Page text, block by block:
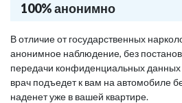
100% анонимно
В отличие от государственных
анонимное наблюдение, без
передачи конфиденциальных
врач подъедет к вам на автомобиле
наденет уже в вашей квартире.